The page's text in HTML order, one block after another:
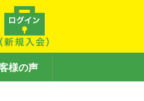
様の声